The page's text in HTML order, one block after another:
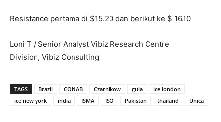
Resistance pertama di $15.20 dan berikut ke $ 16.10
Loni T / Senior Analyst Vibiz Research Centre
Division, Vibiz Consulting
TAGS Brazil CONAB Czarnikow gula
ice london
ice new york
india ISMA ISO Pakistan thailand Unica